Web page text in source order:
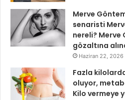
Merve
senaristi
nereli? Merve
gözaltına
Haziran 22, 2026
Fazla
oluyor,
Kilo vermeye